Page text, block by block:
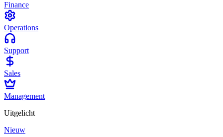
Finance
Operations
Support
Sales
Management
Uitgelicht
Nieuw